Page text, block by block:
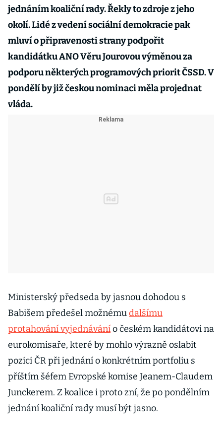
jednáním koaliční rady. Řekly to zdroje z jeho
okolí. Lidé z vedení sociální demokracie pak
mluví o připravenosti strany podpořit
kandidátku ANO Věru Jourovou výměnou za
podporu některých programových priorit ČSSD. V
pondělí by již českou nominaci měla projednat
vláda.
Ministerský předseda by jasnou dohodou s
Babišem předešel možnémudalšímu
protahování vyjednávánío českém kandidátovi na
eurokomisaře, které by mohlo výrazně oslabit
pozici ČR při jednání o konkrétním portfoliu s
příštím šéfem Evropské komise Jeanem-Claudem
Junckerem. Z koalice i proto zní, že po pondělním
jednání koaliční rady musí být jasno.